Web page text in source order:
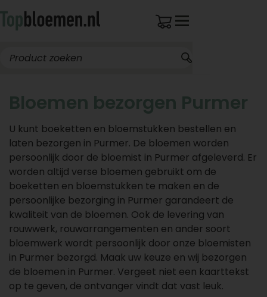
Bloemen bezorgen Purmer
U kunt boeketten en bloemstukken bestellen en
laten bezorgen in Purmer. De bloemen worden
persoonlijk door de bloemist in Purmer afgeleverd. Er
worden altijd verse bloemen gebruikt om de
boeketten en bloemstukken te maken en de
persoonlijke bezorging in Purmer garandeert de
kwaliteit van de bloemen. Ook de levering van
rouwwerk, rouwarrangementen en ander soort
bloemwerk wordt persoonlijk door onze bloemisten
in Purmer bezorgd. Maak uw keuze en wij bezorgen
de bloemen in Purmer. Vergeet niet een kaarttekst
op te geven, de ontvanger vindt dat vast leuk.